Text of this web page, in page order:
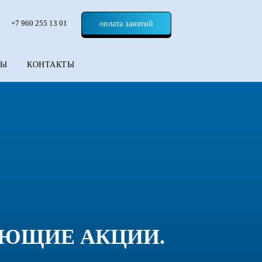
+7 960 255 13 01
оплата занятий
КОНТАКТЫ
АКЦИИ.